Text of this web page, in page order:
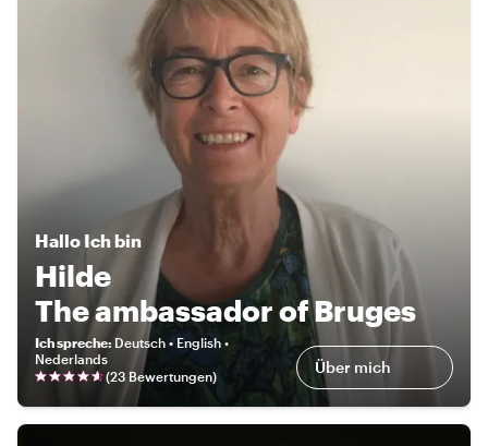
Hallo Ich bin
Hilde
The ambassador of Bruges
Ich spreche: Deutsch • English •
Nederlands
(23 Bewertungen) Über mich